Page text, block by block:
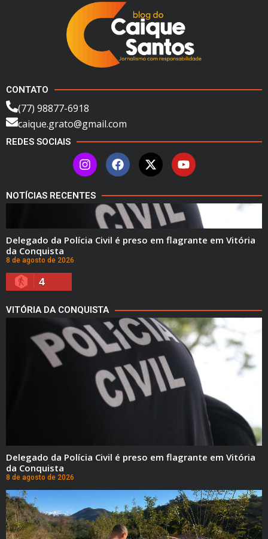
CONTATO
(77) 98877-6918
caique.grato@gmail.com
REDES SOCIAIS
NOTÍCIAS RECENTES
Delegado da Polícia Civil é preso em flagrante em Vitória
da Conquista
8 de agosto de 2026
4
VITÓRIA DA CONQUISTA
Delegado da Polícia Civil é preso em flagrante em Vitória
da Conquista
8 de agosto de 2026